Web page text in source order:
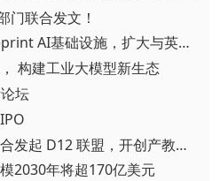
门联合发文！
▪ ABB通过集成DSX Blueprint AI基础设施，扩大与英伟达的合作
构建工业大模型新生态
坛
▪ 重磅官宣！汇川技术联合发起 D12 联盟，开创产教融合新范式
2030年将超170亿美元